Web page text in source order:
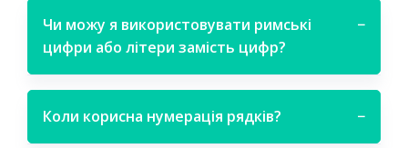
Чи можу я використовувати римські
цифри або літери замість цифр?
−
Коли корисна нумерація рядків? −